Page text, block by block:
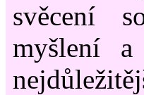
svěcení
myšlení